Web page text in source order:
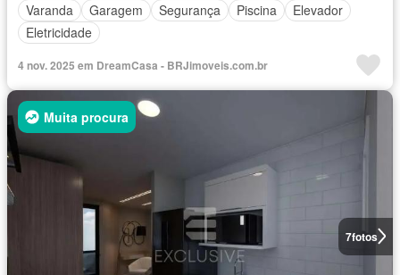
Varanda
Garagem Segurança Piscina
Elevador
Eletricidade
4 nov. 2025 em DreamCasa - BRJimoveis.com.br
7fotos
Muita procura